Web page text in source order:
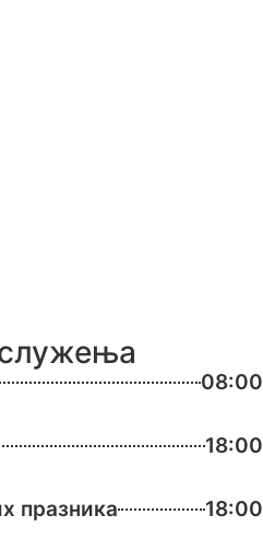
08:00
18:00
празника 18:00